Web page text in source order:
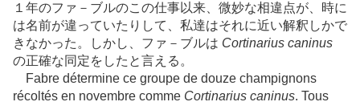
１年のファ－ブルのこの仕事以来、微妙な相違点が、時に
は名前が違っていたりして、私達はそれに近い解釈しかで
きなかった。しかし、ファ－ブルは Cortinarius caninus
の正確な同定をしたと言える。
Fabre détermine ce groupe de douze champignons
récoltés en novembre comme Cortinarius caninus. Tous